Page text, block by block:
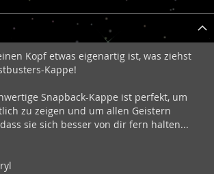
Kopf etwas eigenartig ist, was ziehst
Kappe!
Snapback-Kappe ist perfekt, um
zu zeigen und um allen Geistern
sie sich besser von dir fern halten...